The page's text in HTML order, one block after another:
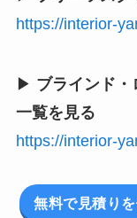
https://interior-
▶ ブラインド・
一覧を見る
https://interior-
無料で見積り